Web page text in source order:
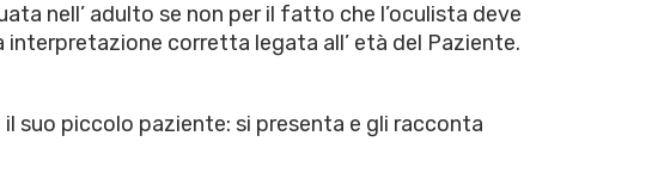
nell’ adulto se non per il fatto che l’oculista deve
corretta legata all’ età del Paziente.
suo piccolo paziente: si presenta e gli racconta